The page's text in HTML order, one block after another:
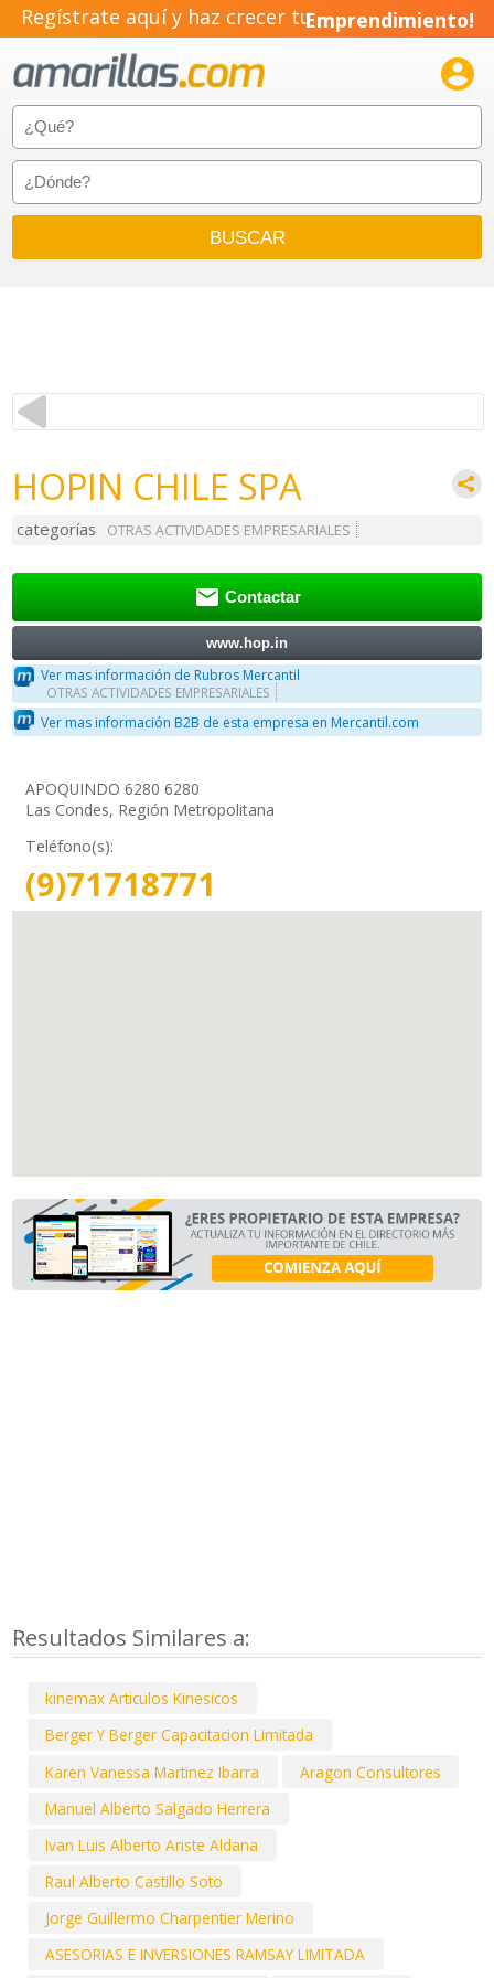
Regístrate aquí y haz crecer tuEmprendimiento!

HOPIN CHILE SPA
categorías OTRAS ACTIVIDADES EMPRESARIALES
 Contactar
www.hop.in
Ver mas información de Rubros Mercantil
OTRAS ACTIVIDADES EMPRESARIALES
Ver mas información B2B de esta empresa en Mercantil.com
APOQUINDO 6280 6280
Las Condes, Región Metropolitana
Teléfono(s):
(9)71718771
Resultados Similares a:
kinemax Articulos Kinesicos
Berger Y Berger Capacitacion Limitada
Karen Vanessa Martinez Ibarra
Aragon Consultores
Manuel Alberto Salgado Herrera
Ivan Luis Alberto Ariste Aldana
Raul Alberto Castillo Soto
Jorge Guillermo Charpentier Merino
ASESORIAS E INVERSIONES RAMSAY LIMITADA